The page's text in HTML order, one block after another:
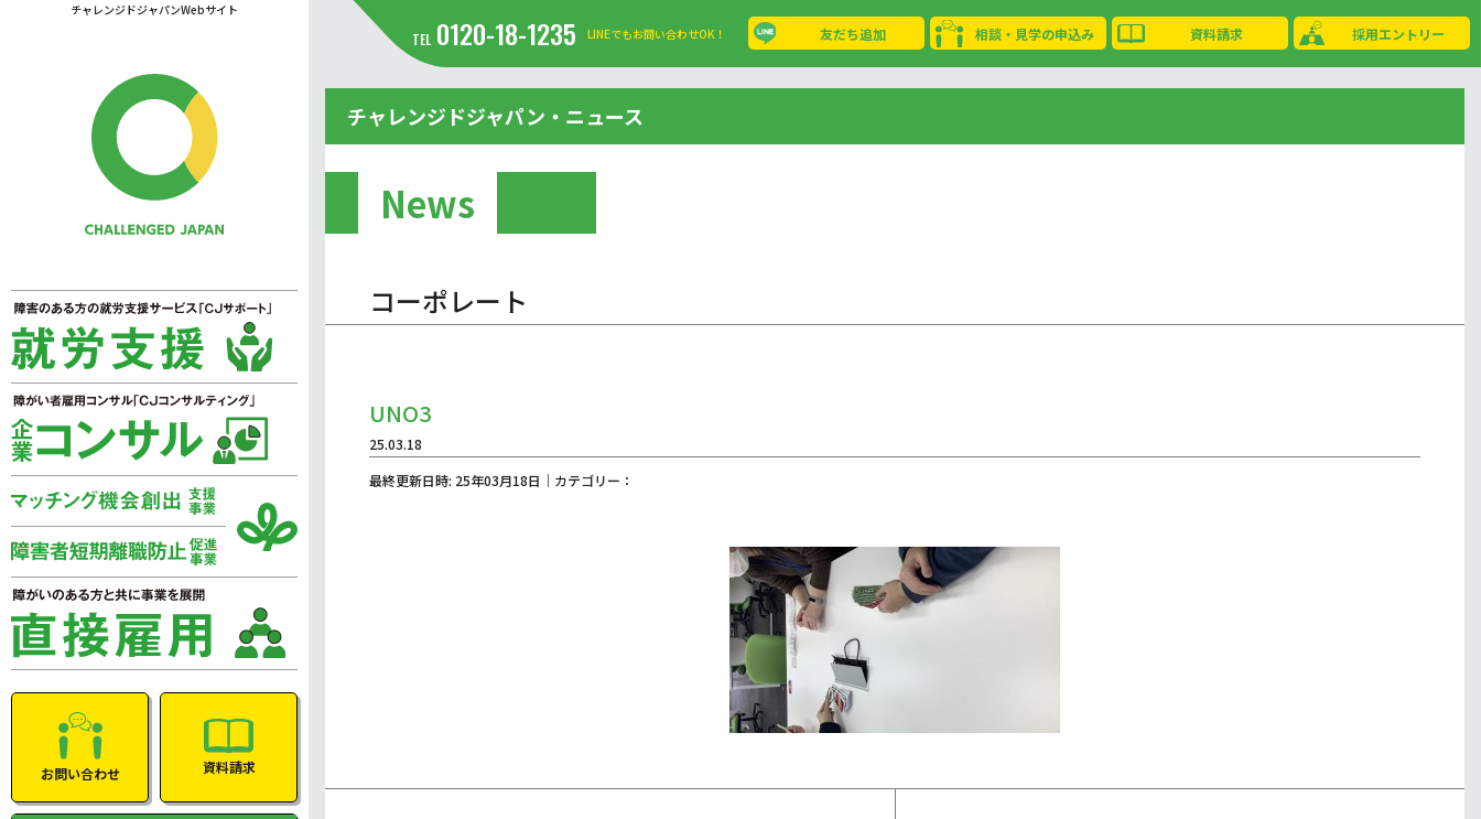
チャレンジドジャパンWebサイト
お問い合わせ 資料請求
TEL 0120-18-1235 LINEでもお問い合わせOK！ 友だち追加 相談・見学の申込み 資料請求 採用エントリー
チャレンジドジャパン・ニュース
News
コーポレート
UNO3
25.03.18
最終更新日時: 25年03月18日｜カテゴリー：